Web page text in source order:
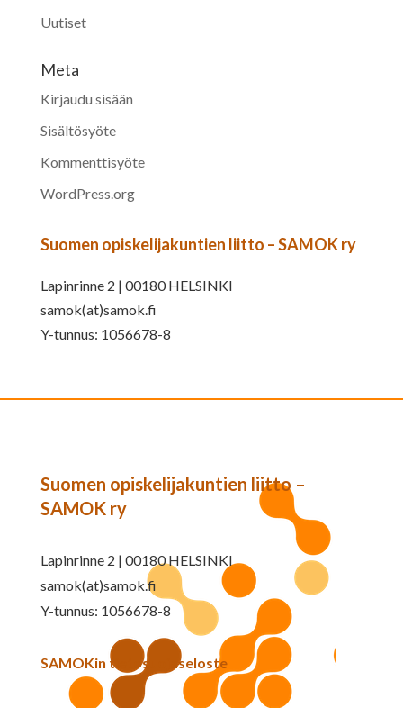
Uutiset
Meta
Kirjaudu sisään
Sisältösyöte
Kommenttisyöte
WordPress.org
Suomen opiskelijakuntien liitto – SAMOK ry
Lapinrinne 2 | 00180 HELSINKI
samok(at)samok.fi
Y-tunnus: 1056678-8
Suomen opiskelijakuntien liitto –
SAMOK ry
Lapinrinne 2 | 00180 HELSINKI
samok(at)samok.fi
Y-tunnus: 1056678-8
SAMOKin tietosuojaseloste